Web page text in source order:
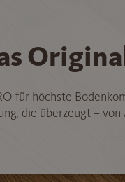
für höchste
die überzeugt – von